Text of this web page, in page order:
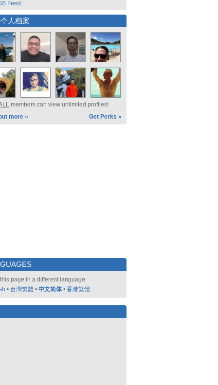
Feed:
人档案
members can view unlimited profiles!
more »
Get Perks »
page in a different language:
• 台灣繁體 • 中文简体 • 香港繁體